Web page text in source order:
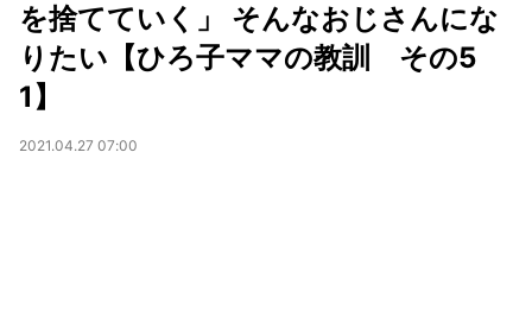
を捨てていく」 そんなおじさんにな
りたい【ひろ子ママの教訓 その5
1】
2021.04.27 07:00